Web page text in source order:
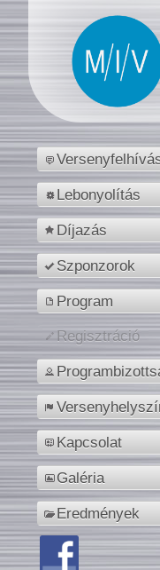
Lebonyolítás
Díjazás
Szponzorok
Program
Regisztráció
Kapcsolat
Galéria
Eredmények